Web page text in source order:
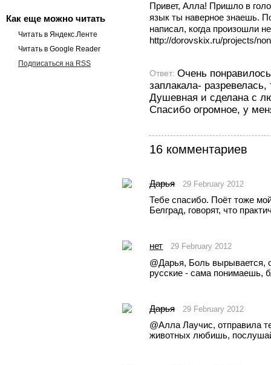
Как еще можно читать
Читать в Яндекс.Ленте
Читать в Google Reader
Подписаться на RSS
Привет, Алла! Пришло в
язык ты наверное знаешь.
написал, когда произошли
http://dorovskix.ru/projects/
Ответ:Очень
заплакала-
Душевная и сделана с
Спасибо огромное, у
16 комментариев
Дарья 29 February 2012
Тебе спасибо. Поёт тоже
Белград, говорят, что
нет 29 February 2012
@Дарья, Боль вырывается,
русские - сама понимаешь,
Дарья 29 February 2012
@Aлла Лаучис, отправила
животных любишь,